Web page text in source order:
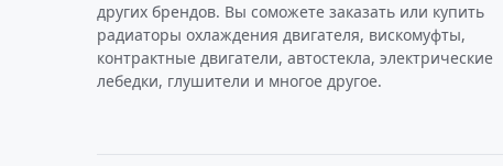
других брендов. Вы соможете заказать или купить
радиаторы охлаждения двигателя, вискомуфты,
контрактные двигатели, автостекла, электрические
лебедки, глушители и многое другое.